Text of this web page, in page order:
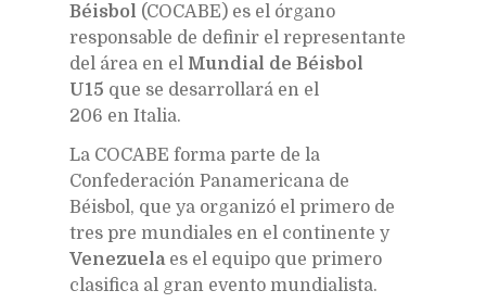
Béisbol
(COCABE) es el órgano
responsable de definir el representante
del área en el Mundial de Béisbol
U15 que se desarrollará en el
206 en Italia.
La COCABE forma parte de la
Confederación Panamericana de
Béisbol, que ya organizó el primero de
tres pre mundiales en el continente y
Venezuela es el equipo que primero
clasifica al gran evento mundialista.